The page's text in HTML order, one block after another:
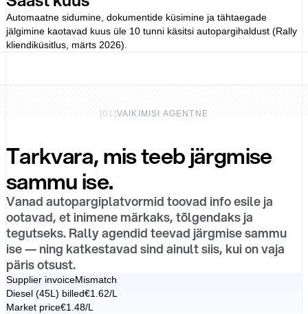
Automaatne sidumine, dokumentide küsimine ja tähtaegade
jälgimine kaotavad kuus üle 10 tunni käsitsi autopargihaldust (Rally
kliendiküsitlus, märts 2026).
[01 ] VAIKIMISI AGENTNE
Tarkvara, mis teeb järgmise
sammu ise.
Vanad autopargiplatvormid toovad info esile ja
ootavad, et inimene märkaks, tõlgendaks ja
tegutseks. Rally agendid teevad järgmise sammu
ise — ning katkestavad sind ainult siis, kui on vaja
päris otsust.
Supplier invoiceMismatch
Diesel (45L) billed€1.62/L
Market price€1.48/L